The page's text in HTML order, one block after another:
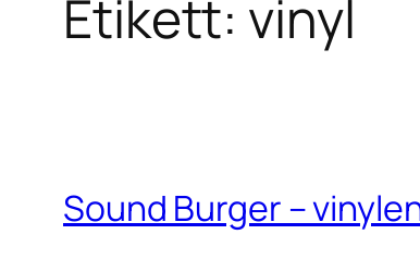
Etikett: vinyl
Sound Burger –